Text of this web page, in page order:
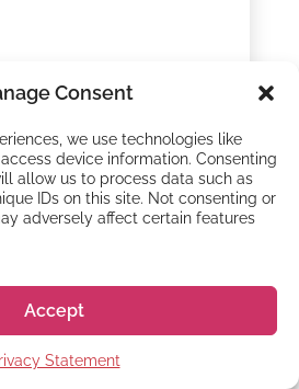
Consent
we use technologies like
device information. Consenting
allow us to process data such as
IDs on this site. Not consenting or
adversely affect certain features
Accept
Statement
Institute
en Japan International
en Chiba: tu puerta
Japón.
media